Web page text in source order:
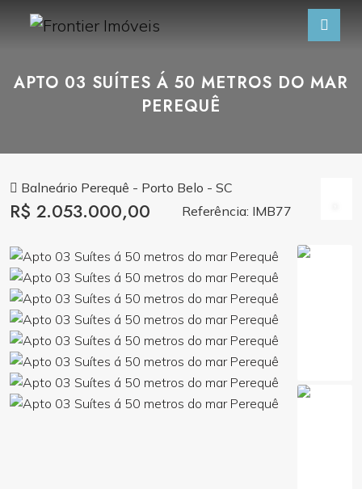
APTO 03 SUÍTES Á 50 METROS DO MAR
PEREQUÊ
Balneário Perequê - Porto Belo - SC
R$ 2.053.000,00 Referência: IMB77